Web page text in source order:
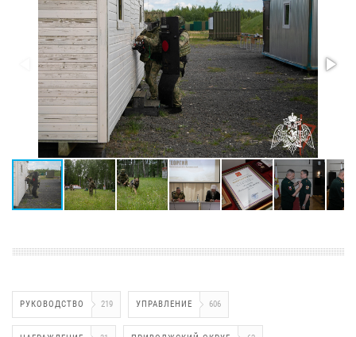
РУКОВОДСТВО 219 УПРАВЛЕНИЕ 606